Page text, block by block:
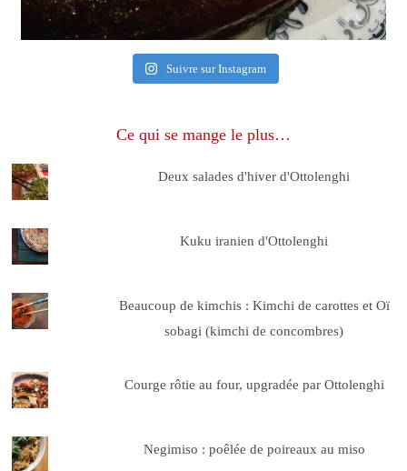
Suivre sur Instagram
Ce qui se mange le plus…
Deux salades d'hiver d'Ottolenghi
Kuku iranien d'Ottolenghi
Beaucoup de kimchis : Kimchi de carottes et Oï
sobagi (kimchi de concombres)
Courge rôtie au four, upgradée par Ottolenghi
Negimiso : poêlée de poireaux au miso